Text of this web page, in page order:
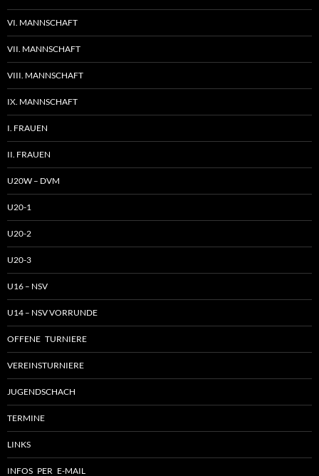
VI. MANNSCHAFT
VII. MANNSCHAFT
VIII. MANNSCHAFT
IX. MANNSCHAFT
I. FRAUEN
II. FRAUEN
U20W – DVM
U20-1
U20-2
U20-3
U16 – NSV
U14 – NSV VORRUNDE
OFFENE TURNIERE
VEREINSTURNIERE
JUGENDSCHACH
TERMINE
LINKS
INFOS PER E-MAIL